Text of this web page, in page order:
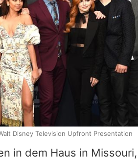
in dem Haus in
Disney Television Upfront Presentation